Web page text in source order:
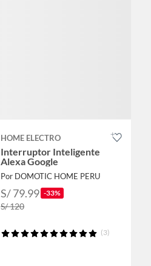
HOME ELECTRO
Interruptor Inteligente
Alexa Google
Por DOMOTIC HOME PERU
S/ 79.99 -33%
S/ 120
(3)